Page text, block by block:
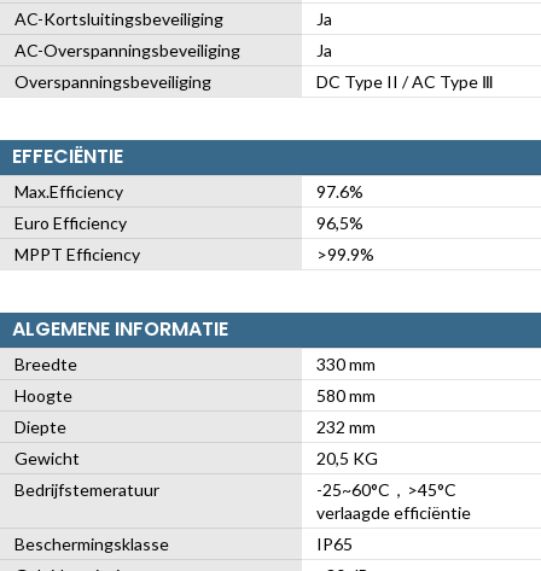
AC-Kortsluitingsbeveiliging
Ja
AC-Overspanningsbeveiliging
Ja
Overspanningsbeveiliging
DC Type II / AC Type Ⅲ
EFFECIËNTIE
Max.Efficiency
97.6%
Euro Efficiency
96,5%
MPPT Efficiency
>99.9%
ALGEMENE INFORMATIE
Breedte
330 mm
Hoogte
580 mm
Diepte
232 mm
Gewicht
20,5 KG
Bedrijfstemeratuur
-25~60°C，>45°C
verlaagde efficiëntie
Beschermingsklasse
IP65